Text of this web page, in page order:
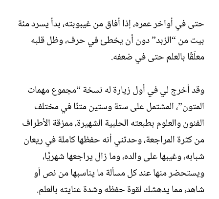
حتى في أواخر عمره، إذا أفاق من غيبوبته، بدأ يسرد مئة
بيت من “الزبد” دون أن يخطئ في حرف، وظل قلبه
معلّقًا بالعلم حتى في ضعفه.
وقد أخرج لي في أول زيارة له نسخة “مجموع مهمات
المتون”، المشتمل على ستة وستين متنًا في مختلف
الفنون والعلوم بطبعته الحلبية الشهيرة، ممزقة الأطراف
من كثرة المراجعة، وحدثني أنه حفظها كاملة في ريعان
شبابه، وغيبها على والده، وما زال يراجعها شهريًّا،
ويستحضر منها عند كل مسألة ما يناسبها من نص أو
شاهد، مما يدهشك لقوة حفظه وشدة عنايته بالعلم.